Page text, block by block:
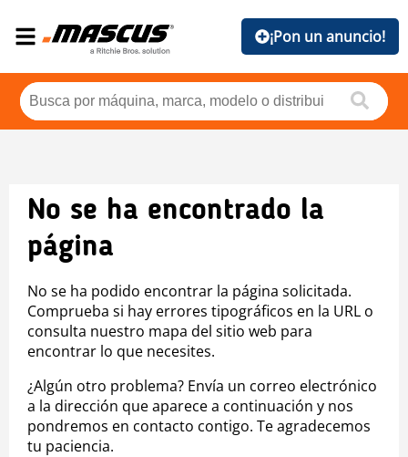
¡Pon un anuncio!
No se ha encontrado la
página
No se ha podido encontrar la página solicitada.
Comprueba si hay errores tipográficos en la URL o
consulta nuestro mapa del sitio web para
encontrar lo que necesites.
¿Algún otro problema? Envía un correo electrónico
a la dirección que aparece a continuación y nos
pondremos en contacto contigo. Te agradecemos
tu paciencia.